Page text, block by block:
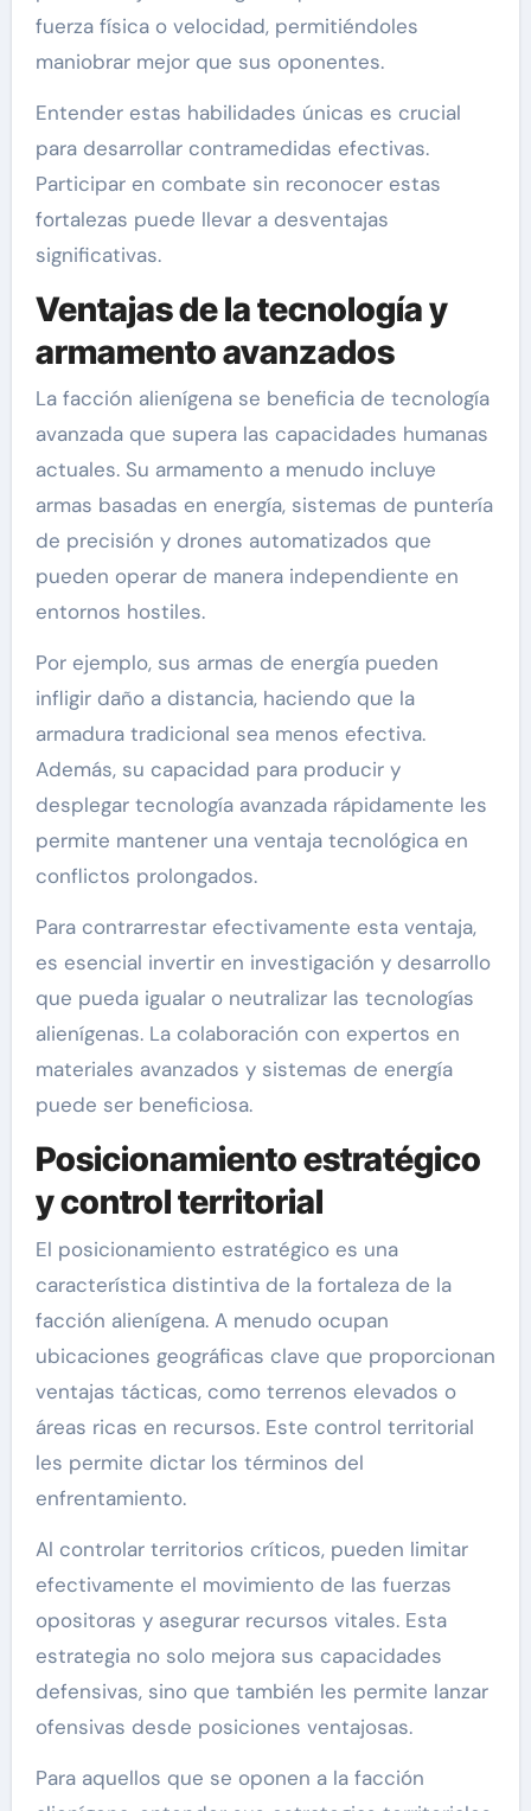
fuerza física o velocidad, permitiéndoles
maniobrar mejor que sus oponentes.
Entender estas habilidades únicas es crucial
para desarrollar contramedidas efectivas.
Participar en combate sin reconocer estas
fortalezas puede llevar a desventajas
significativas.
Ventajas de la tecnología y
armamento avanzados
La facción alienígena se beneficia de tecnología
avanzada que supera las capacidades humanas
actuales. Su armamento a menudo incluye
armas basadas en energía, sistemas de puntería
de precisión y drones automatizados que
pueden operar de manera independiente en
entornos hostiles.
Por ejemplo, sus armas de energía pueden
infligir daño a distancia, haciendo que la
armadura tradicional sea menos efectiva.
Además, su capacidad para producir y
desplegar tecnología avanzada rápidamente les
permite mantener una ventaja tecnológica en
conflictos prolongados.
Para contrarrestar efectivamente esta ventaja,
es esencial invertir en investigación y desarrollo
que pueda igualar o neutralizar las tecnologías
alienígenas. La colaboración con expertos en
materiales avanzados y sistemas de energía
puede ser beneficiosa.
Posicionamiento estratégico
y control territorial
El posicionamiento estratégico es una
característica distintiva de la fortaleza de la
facción alienígena. A menudo ocupan
ubicaciones geográficas clave que proporcionan
ventajas tácticas, como terrenos elevados o
áreas ricas en recursos. Este control territorial
les permite dictar los términos del
enfrentamiento.
Al controlar territorios críticos, pueden limitar
efectivamente el movimiento de las fuerzas
opositoras y asegurar recursos vitales. Esta
estrategia no solo mejora sus capacidades
defensivas, sino que también les permite lanzar
ofensivas desde posiciones ventajosas.
Para aquellos que se oponen a la facción